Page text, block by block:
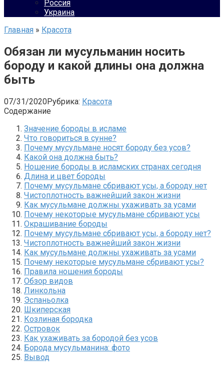
Россия
Украина
Главная » Красота
Обязан ли мусульманин носить
бороду и какой длины она должна
быть
07/31/2020Рубрика: Красота
Содержание
Значение бороды в исламе
Что говориться в сунне?
Почему мусульмане носят бороду без усов?
Какой она должна быть?
Ношение бороды в исламских странах сегодня
Длина и цвет бороды
Почему мусульмане сбривают усы, а бороду нет
Чистоплотность важнейший закон жизни
Как мусульмане должны ухаживать за усами
Почему некоторые мусульмане сбривают усы
Окрашивание бороды
Почему мусульмане сбривают усы, а бороду нет?
Чистоплотность важнейший закон жизни
Как мусульмане должны ухаживать за усами
Почему некоторые мусульмане сбривают усы?
Правила ношения бороды
Обзор видов
Линкольна
Эспаньолка
Шкиперская
Козлиная бородка
Островок
Как ухаживать за бородой без усов
Борода мусульманина: фото
Вывод